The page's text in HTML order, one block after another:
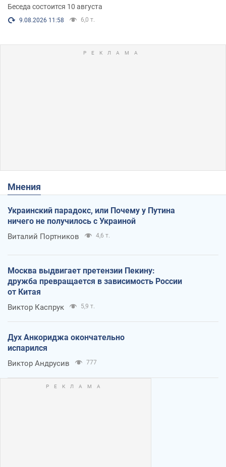
Беседа состоится 10 августа
9.08.2026 11:58 6,0 т.
Мнения
Украинский парадокс, или Почему у Путина
ничего не получилось с Украиной
Виталий Портников 4,6 т.
Москва выдвигает претензии Пекину:
дружба превращается в зависимость России
от Китая
Виктор Каспрук 5,9 т.
Дух Анкориджа окончательно
испарился
Виктор Андрусив 777